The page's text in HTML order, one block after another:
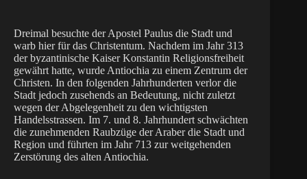
Dreimal besuchte der Apostel Paulus die Stadt und
warb hier für das Christentum. Nachdem im Jahr 313
der byzantinische Kaiser Konstantin Religionsfreiheit
gewährt hatte, wurde Antiochia zu einem Zentrum der
Christen. In den folgenden Jahrhunderten verlor die
Stadt jedoch zusehends an Bedeutung, nicht zuletzt
wegen der Abgelegenheit zu den wichtigsten
Handelsstrassen. Im 7. und 8. Jahrhundert schwächten
die zunehmenden Raubzüge der Araber die Stadt und
Region und führten im Jahr 713 zur weitgehenden
Zerstörung des alten Antiochia.